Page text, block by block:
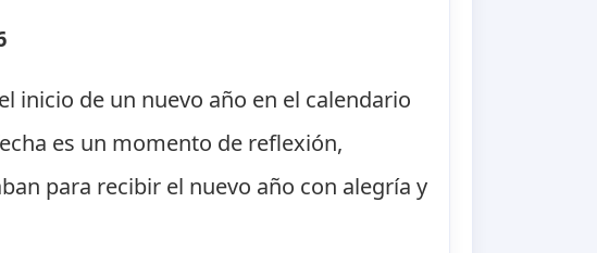
inicio de un nuevo año en el calendario
es un momento de reflexión,
para recibir el nuevo año con alegría y